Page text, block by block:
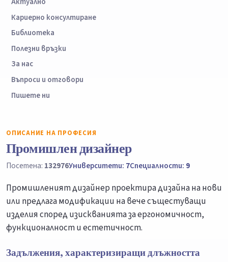
Кариерно консултиране
Библиотека
Полезни връзки
За нас
Въпроси и отговори
Пишете ни
ОПИСАНИЕ НА ПРОФЕСИЯ
Промишлен дизайнер
Посетена: 132976Университети: 7Специалности: 9
Промишленият дизайнер проектира дизайна на нови
или предлага модификации на вече същестуващи
изделия според изискванията за ергономичност,
функционалност и естетичност.
Задължения, характеризиращи длъжността